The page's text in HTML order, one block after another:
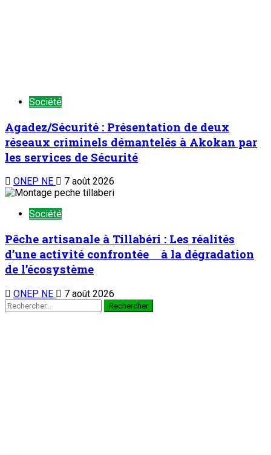
Société
Agadez/Sécurité : Présentation de deux
réseaux criminels démantelés à Akokan par
les services de Sécurité
ONEP NE 7 août 2026
Société
Pêche artisanale à Tillabéri : Les réalités
d’une activité confrontée à la dégradation
de l’écosystème
ONEP NE 7 août 2026